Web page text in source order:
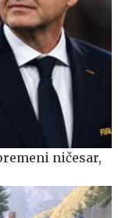
ničesar,